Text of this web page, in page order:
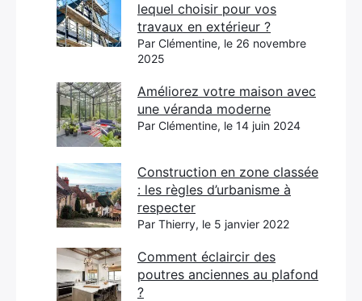
lequel choisir pour vos
travaux en extérieur ?
Par Clémentine, le 26 novembre
2025
Améliorez votre maison avec
une véranda moderne
Par Clémentine, le 14 juin 2024
Construction en zone classée
: les règles d’urbanisme à
respecter
Par Thierry, le 5 janvier 2022
Comment éclaircir des
poutres anciennes au plafond
?